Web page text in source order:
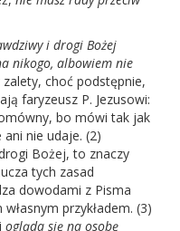
i drogi Bożej
nikogo, albowiem nie
zalety, choć podstępnie,
faryzeusz P. Jezusowi:
bo mówi tak jak
nie udaje. (2)
Bożej, to znaczy
tych zasad
dowodami z Pisma
przykładem. (3)
ogląda się na osobę